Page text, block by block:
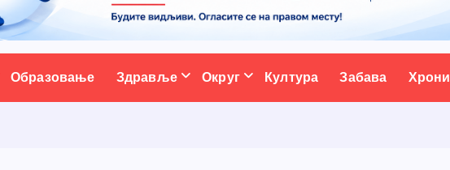
портал
Образовање Здравље Округ Култура Забава